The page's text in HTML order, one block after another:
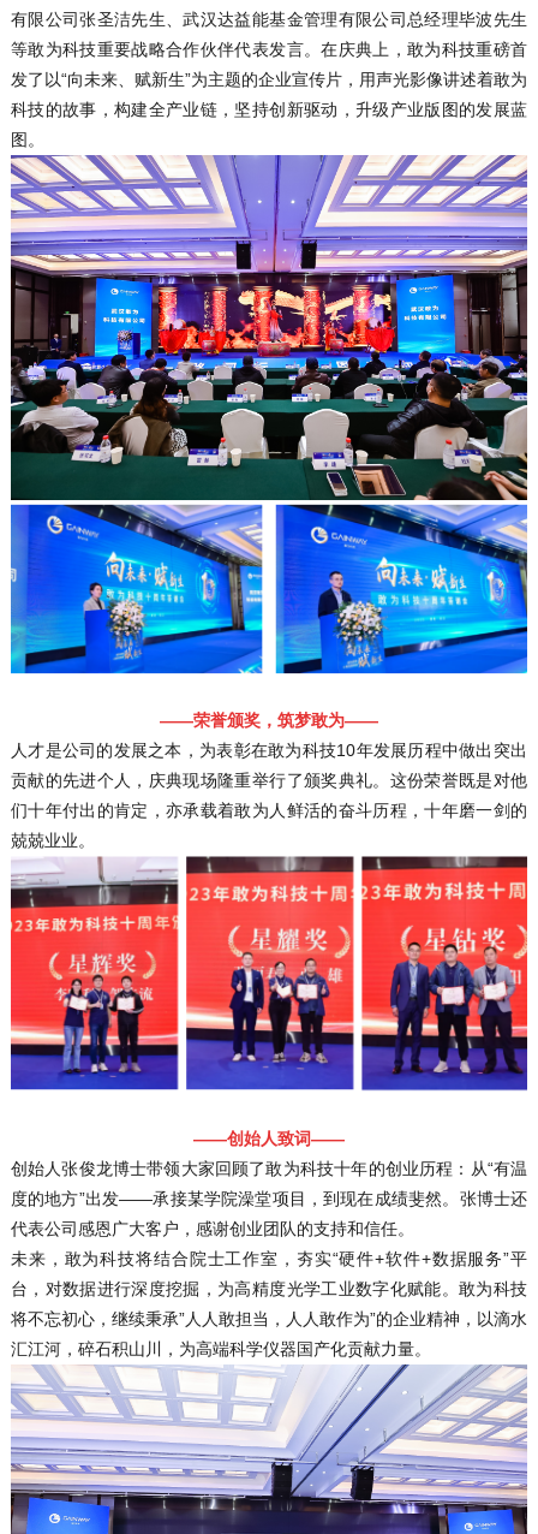
有限公司张圣洁先生、武汉达益能基金管理有限公司总经理毕波先生
等敢为科技重要战略合作伙伴代表发言。在庆典上，敢为科技重磅首
发了以“向未来、赋新生”为主题的企业宣传片，用声光影像讲述着敢为
科技的故事，构建全产业链，坚持创新驱动，升级产业版图的发展蓝
图。
——荣誉颁奖，筑梦敢为——
人才是公司的发展之本，为表彰在敢为科技10年发展历程中做出突出
贡献的先进个人，庆典现场隆重举行了颁奖典礼。这份荣誉既是对他
们十年付出的肯定，亦承载着敢为人鲜活的奋斗历程，十年磨一剑的
兢兢业业。
——创始人致词——
创始人张俊龙博士带领大家回顾了敢为科技十年的创业历程：从“有温
度的地方”出发——承接某学院澡堂项目，到现在成绩斐然。张博士还
代表公司感恩广大客户，感谢创业团队的支持和信任。
未来，敢为科技将结合院士工作室，夯实“硬件+软件+数据服务”平
台，对数据进行深度挖掘，为高精度光学工业数字化赋能。敢为科技
将不忘初心，继续秉承”人人敢担当，人人敢作为”的企业精神，以滴水
汇江河，碎石积山川，为高端科学仪器国产化贡献力量。